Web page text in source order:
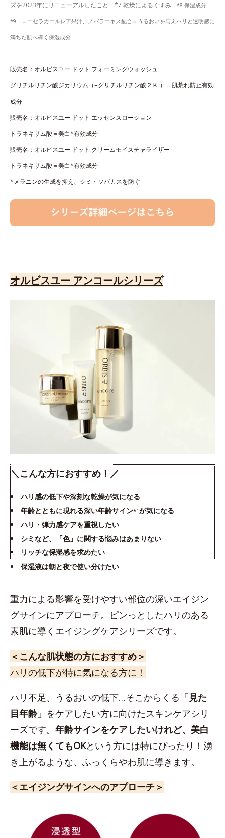
ズを2023年にリニューアルしたこと *7 乾燥によるくすみ *8 保湿成分
*9 ロニセラカエルレア果汁、ノバラエキス配合＝うるおいを与えハリと透明感に
満ちた肌へ導く保湿成分
販売名：オルビスユー ドット フォーミングウォッシュ
グリチルリチン酸ジカリウム（=グリチルリチン酸２Ｋ ）＝肌荒れ防止有効
成分
販売名：オルビスユー ドット エッセンスローション
トラネキサム酸＝美白*有効成分
販売名：オルビスユー ドット クリームモイスチャライザー
トラネキサム酸＝美白*有効成分
*メラニンの生成を抑え、シミ・ソバカスを防ぐ
オルビスユー アンコールシリーズ
＼こんな方におすすめ！／
ハリ感の低下や深刻な乾燥が気になる
年齢とともに現れる深い年齢サイン*1が気になる
ハリ・弾力感ケアを重視したい
シミなど、「色」に関する悩みはあまりない
リッチな保湿感を求めたい
保湿液は朝と夜で使い分けたい
重力による影響を受けやすい部位の深いエイジン
グサインにアプローチ。ピンっとしたハリのある
素肌に導くエイジングケアシリーズです。
＜こんな肌状態の方におすすめ＞
ハリの低下が特に気になる方に！
ハリ不足、うるおいの低下…そこからくる「見た
目年齢」をケアしたい方に向けたスキンケアシリ
ーズです。 年齢サインをケアしたいけれど、美白
機能は無くてもOKという方には特にぴったり！湧
き上がるような、ふっくらやわ肌に導きます。
＜エイジングサインへのアプローチ＞